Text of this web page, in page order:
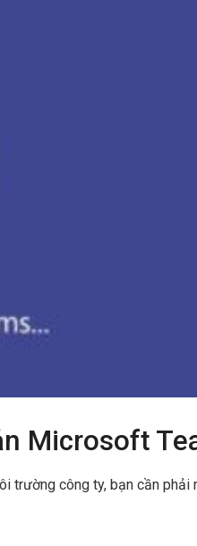
Microsoft
trường công ty, bạn cần phải